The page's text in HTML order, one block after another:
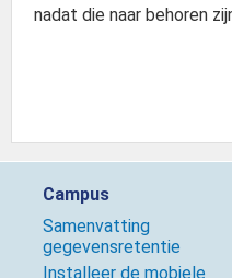
nadat die naar behoren
Campus
Samenvatting
gegevensretentie
Installeer de mobiele